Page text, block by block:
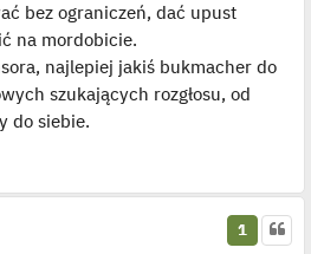
bez ograniczeń, dać upust
na mordobicie.
najlepiej jakiś bukmacher do
szukających rozgłosu, od
do siebie.
1